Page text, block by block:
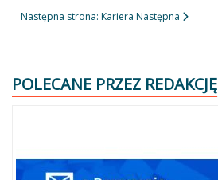
Następna strona: Kariera Następna
POLECANE PRZEZ REDAKCJĘ